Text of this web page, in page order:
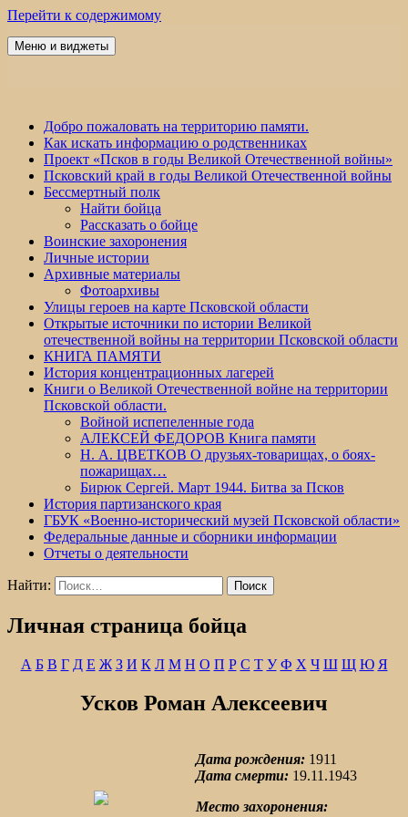
Перейти к содержимому
Победа 60
Меню и виджеты
Добро пожаловать на территорию памяти.
Как искать информацию о родственниках
Проект «Псков в годы Великой Отечественной войны»
Псковский край в годы Великой Отечественной войны
Бессмертный полк
Найти бойца
Рассказать о бойце
Воинские захоронения
Личные истории
Архивные материалы
Фотоархивы
Улицы героев на карте Псковской области
Открытые источники по истории Великой
отечественной войны на территории Псковской области
КНИГА ПАМЯТИ
История концентрационных лагерей
Книги о Великой Отечественной войне на территории
Псковской области.
Войной испепеленные года
АЛЕКСЕЙ ФЕДОРОВ Книга памяти
Н. А. ЦВЕТКОВ О друзьях-товарищах, о боях-
пожарищах…
Бирюк Сергей. Март 1944. Битва за Псков
История партизанского края
ГБУК «Военно-исторический музей Псковской области»
Федеральные данные и сборники информации
Отчеты о деятельности
Найти:
Личная страница бойца
А Б В Г Д Е Ж З И К Л М Н О П Р С Т У Ф Х Ч Ш Щ Ю Я
Усков Роман Алексеевич
Дата рождения: 1911
Дата смерти: 19.11.1943
Место захоронения: